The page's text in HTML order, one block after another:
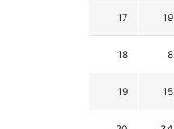
17 19
18 8
19 15